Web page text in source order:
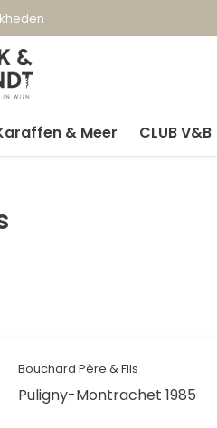
& Meer CLUB V&B
Bouchard Père & Fils
Puligny-Montrachet 1985